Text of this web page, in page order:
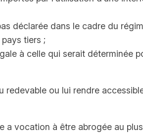
déclarée dans le cadre du
tiers ;
à celle qui serait déterminée
redevable ou lui rendre
a vocation à être abrogée au